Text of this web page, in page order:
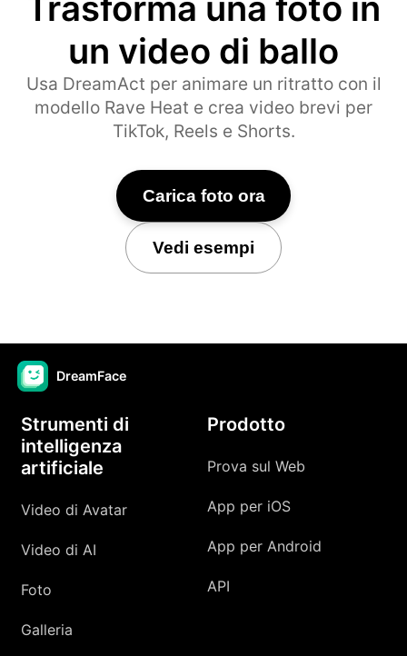
un video di ballo
Usa DreamAct per animare un ritratto con il
modello Rave Heat e crea video brevi per
TikTok, Reels e Shorts.
Carica foto ora
Vedi esempi
DreamFace
Strumenti di
intelligenza
artificiale
Video di Avatar
Video di AI
Foto
Galleria
Prodotto
Prova sul Web
App per iOS
App per Android
API